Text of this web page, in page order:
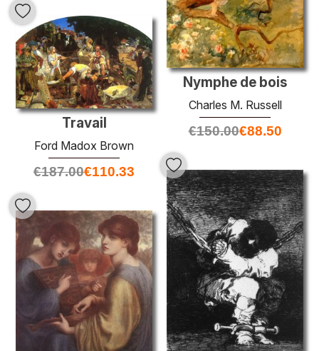
Nymphe de bois
Charles M. Russell
€150.00€88.50
Travail
Ford Madox Brown
€187.00€110.33